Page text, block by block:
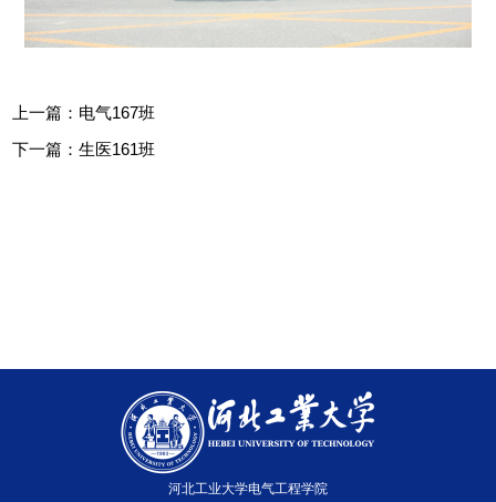
上一篇： 电气167班
下一篇：生医161班
河北工业大学电气工程学院